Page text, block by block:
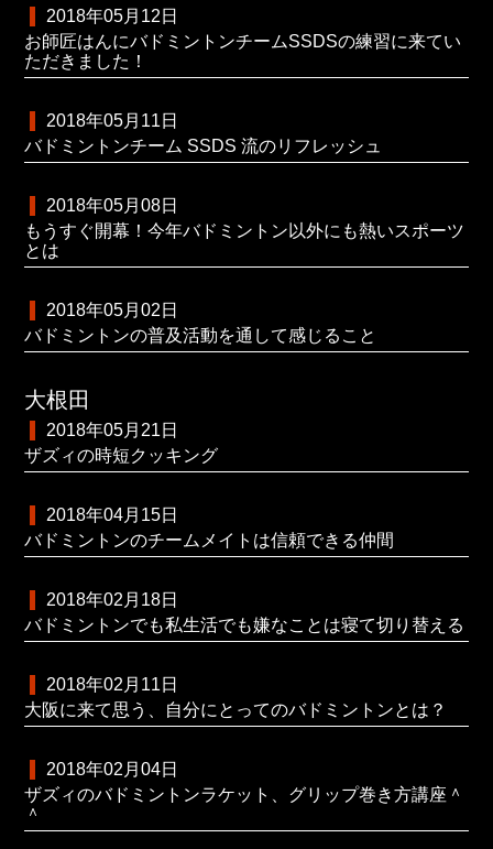
2018年05月12日
お師匠はんにバドミントンチームSSDSの練習に来てい
ただきました！
2018年05月11日
バドミントンチーム SSDS 流のリフレッシュ
2018年05月08日
もうすぐ開幕！今年バドミントン以外にも熱いスポーツ
とは
2018年05月02日
バドミントンの普及活動を通して感じること
大根田
2018年05月21日
ザズィの時短クッキング
2018年04月15日
バドミントンのチームメイトは信頼できる仲間
2018年02月18日
バドミントンでも私生活でも嫌なことは寝て切り替える
2018年02月11日
大阪に来て思う、自分にとってのバドミントンとは？
2018年02月04日
ザズィのバドミントンラケット、グリップ巻き方講座＾
＾